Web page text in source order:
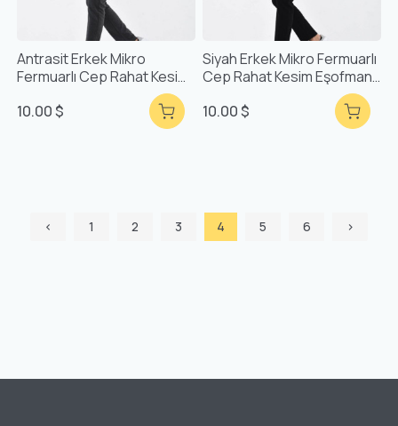
Antrasit Erkek Mikro
Fermuarlı Cep Rahat Kesim
10.00 $
Siyah Erkek Mikro Fermuarlı
Cep Rahat Kesim Eşofman
10.00 $
‹ 1 2 3 4 5 6 ›